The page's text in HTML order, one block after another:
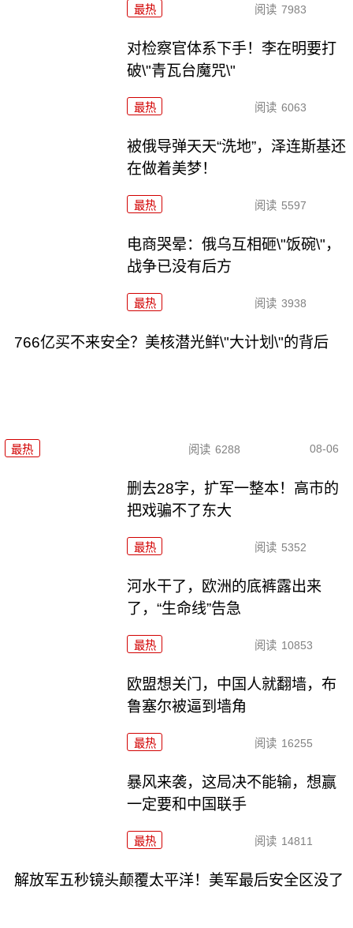
最热 阅读 7983
对检察官体系下手！李在明要打
破\"青瓦台魔咒\"
最热 阅读 6063
被俄导弹天天“洗地”，泽连斯基还
在做着美梦！
最热 阅读 5597
电商哭晕：俄乌互相砸\"饭碗\"，
战争已没有后方
最热 阅读 3938
766亿买不来安全？美核潜光鲜\"大计划\"的背后
最热 阅读 6288 08-06
删去28字，扩军一整本！高市的
把戏骗不了东大
最热 阅读 5352
河水干了，欧洲的底裤露出来
了，“生命线”告急
最热 阅读 10853
欧盟想关门，中国人就翻墙，布
鲁塞尔被逼到墙角
最热 阅读 16255
暴风来袭，这局决不能输，想赢
一定要和中国联手
最热 阅读 14811
解放军五秒镜头颠覆太平洋！美军最后安全区没了